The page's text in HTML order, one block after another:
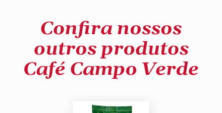
Confira nossos
outros produtos
Café Campo Verde